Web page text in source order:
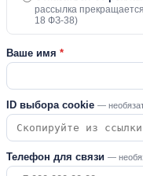
рассылка
18 ФЗ-38)
Ваше имя *
ID выбора cookie —
Телефон для связи —